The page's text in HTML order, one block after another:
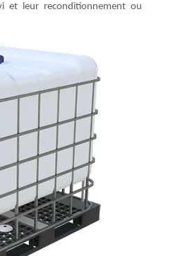
et leur reconditionnement ou